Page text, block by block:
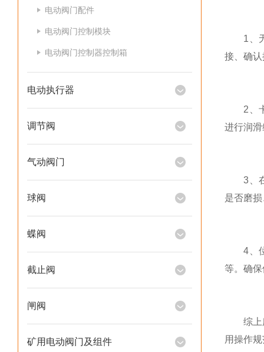
电动阀门配件
电动阀门控制模块
电动阀门控制器控制箱
电动执行器
调节阀
气动阀门
球阀
蝶阀
截止阀
闸阀
矿用电动阀门及组件
1、无
接、确
2、卡
进行润
3、在
是否磨
4、位
等。确
综上所
用操作